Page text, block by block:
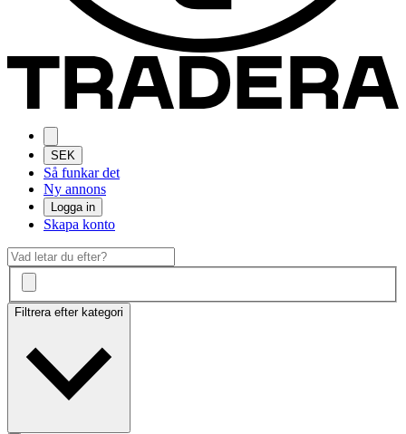
SEK
Så funkar det
Ny annons
Logga in
Skapa konto
Filtrera efter kategori